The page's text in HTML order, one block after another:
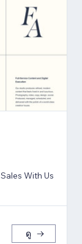
With Us
ดู